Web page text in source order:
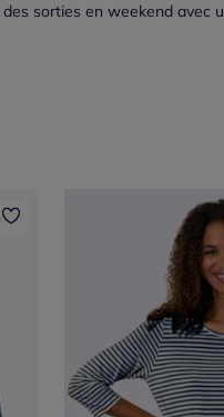
sorties en weekend avec